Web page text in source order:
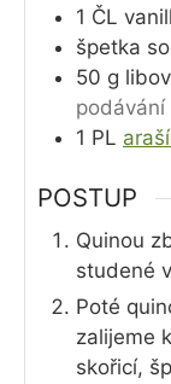
1 ČL
špetka
50 g
podávání
1 PL
POSTUP
Quinou
studené
Poté
zalijeme
skořicí,